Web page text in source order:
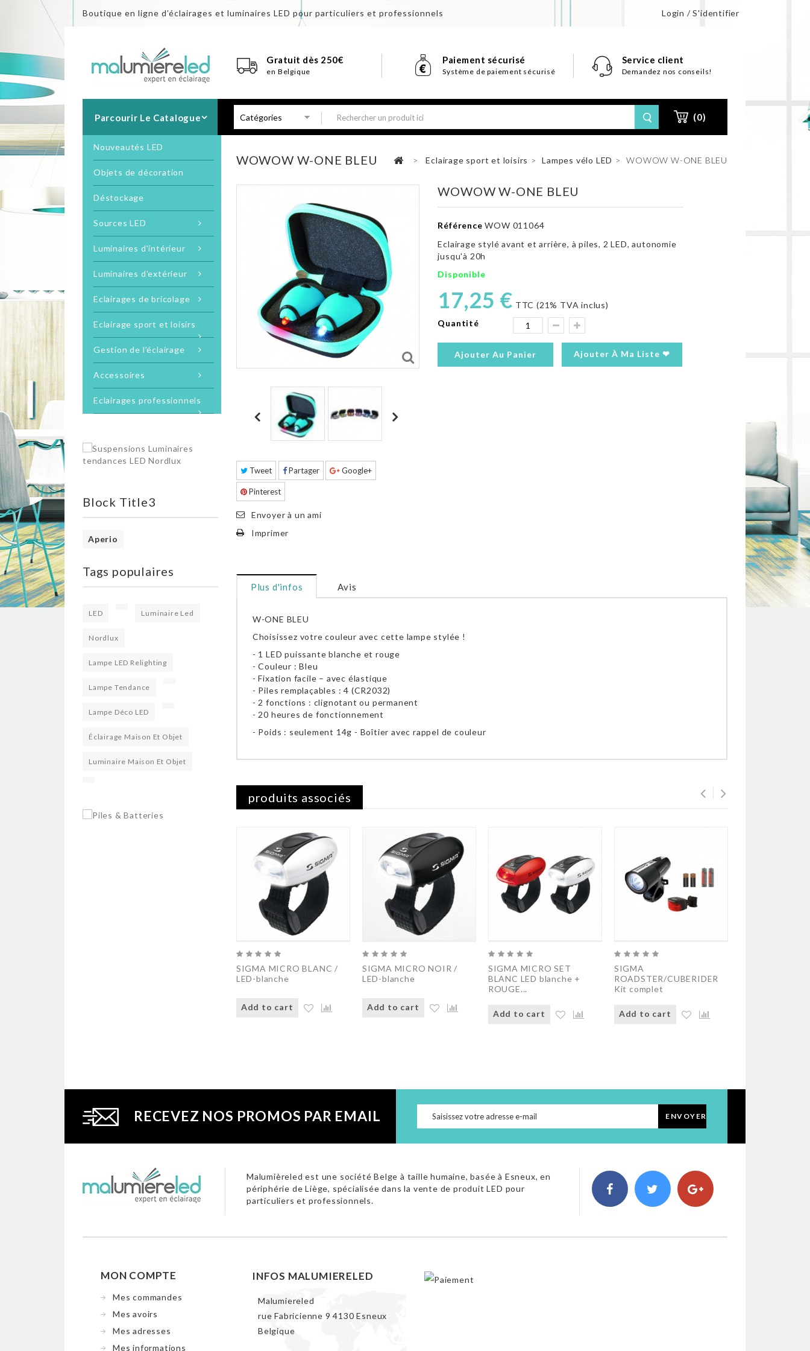
Login / S'identifier
Boutique en ligne d’éclairages et luminaires LED pour particuliers et professionnels
Gratuit dès 250€
en Belgique
Paiement sécurisé
Système de paiement sécurisé
Service client
Demandez nos conseils!
(0)
Parcourir Le Catalogue
Nouveautés LED
Objets de décoration
Déstockage
Sources LED
Luminaires d'intérieur
Luminaires d'extérieur
Eclairages de bricolage
Eclairage sport et loisirs
Gestion de l'éclairage
Accessoires
Eclairages professionnels
Block Title3
Aperio
Tags populaires
LED Luminaire Led
Nordlux
Lampe LED Relighting
Lampe Tendance
Lampe Déco LED
Éclairage Maison Et Objet
Luminaire Maison Et Objet
WOWOW W-ONE BLEU > Eclairage sport et loisirs > Lampes vélo LED > WOWOW W-ONE BLEU
Tweet Partager Google+
Pinterest
Envoyer à un ami
Imprimer
WOWOW W-ONE BLEU
Référence WOW 011064
Eclairage stylé avant et arrière, à piles, 2 LED, autonomie
jusqu'à 20h
Disponible
17,25 € TTC (21% TVA inclus)
Quantité
Ajouter Au Panier Ajouter À Ma Liste ❤
Plus d'infos Avis
W-ONE BLEU
Choisissez votre couleur avec cette lampe stylée !
- 1 LED puissante blanche et rouge
- Couleur : Bleu
- Fixation facile – avec élastique
- Piles remplaçables : 4 (CR2032)
- 2 fonctions : clignotant ou permanent
- 20 heures de fonctionnement
- Poids : seulement 14g - Boîtier avec rappel de couleur
produits associés
SIGMA MICRO BLANC /
LED-blanche
Add to cart
SIGMA MICRO NOIR /
LED-blanche
Add to cart
SIGMA MICRO SET
BLANC LED blanche +
ROUGE...
Add to cart
SIGMA
ROADSTER/CUBERIDER
Kit complet
Add to cart
RECEVEZ NOS PROMOS PAR EMAIL ENVOYER
Malumièreled est une société Belge à taille humaine, basée à Esneux, en
périphérie de Liège, spécialisée dans la vente de produit LED pour
particuliers et professionnels.
MON COMPTE
Mes commandes
Mes avoirs
Mes adresses
Mes informations
INFOS MALUMIERELED
Malumiereled
rue Fabricienne 9 4130 Esneux
Belgique